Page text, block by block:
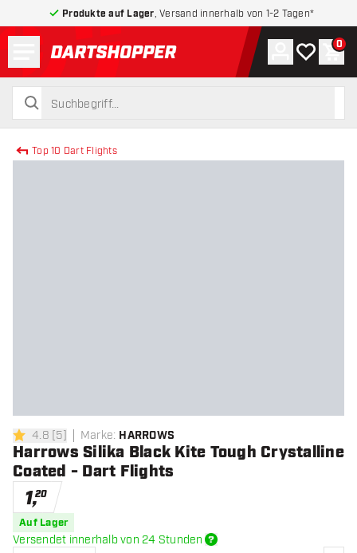
Produkte auf Lager , Versand innerhalb von 1-2 Tagen*
zurück zur Startseite
suchen
suchen
Konto
Meine 0
Top 10 Dart Flights
4.8 Bewertungssterne
4.8 [5] Marke: HARROWS
Harrows Silika Black Kite Tough Crystalline
Coated - Dart Flights
1,20
Auf Lager
Versendet innerhalb von 24 Stunden